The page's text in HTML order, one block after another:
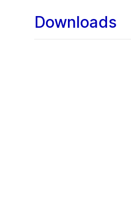
Downloads